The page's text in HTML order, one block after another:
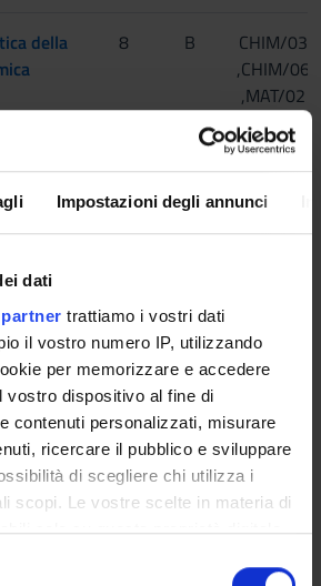
Impostazioni degli annunci
dati
trattiamo i vostri dati
il vostro numero IP, utilizzando
per memorizzare e accedere
vostro dispositivo al fine di
contenuti personalizzati, misurare
ricercare il pubblico e sviluppare
di scegliere chi utilizza i
scopi. Le vostre scelte in materia di
solo su questa proprietà digitale
il proprio consenso in qualsiasi
della
8 B
CHIM/03
,CHIM/06
,MAT/02
,MAT/03
della
8 B
M-
STO/02
attive
11 A
M-
PED/03
10 B
M-
PED/03